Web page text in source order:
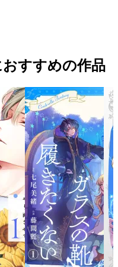
すすめの作品